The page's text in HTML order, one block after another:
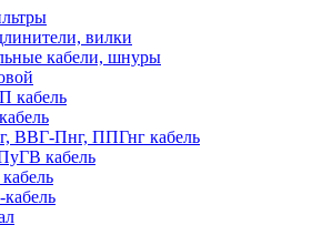
вилки
кабели, шнуры
ВВГ-Пнг, ППГнг кабель
кабель
кабель